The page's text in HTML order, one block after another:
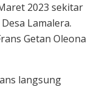
2023 sekitar
Lamalera.
Getan Oleona
langsung